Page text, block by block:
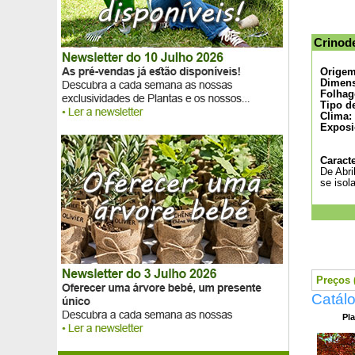
Distylium 'Blue Cascade'
Dodonea púrpura
Dracaena fragrans, massangeana
Dracaena marginata
Elaeagnus angustifolia
Elaeagnus de frutos goumi amarelos
Elaeagnus de frutos goumi vermelhos
Eleagnus ebbingei
Eleagnus ebbingei 'Limelight'
Eleagnus ebbingei 'Viveleg'
Elsholtzia
Elymus
Endro
Equinácea amarela
Equinácea branca
Equinácea 'Cheyenne Spirit'
Equinácea 'Green Envy'
Equinácea 'Green Twister'
Equinácea laranja
Equinácea purpurea
Equinácea rosa
Equinácea 'Secret Romance'
Tipo
Clima:
De
se
Preços